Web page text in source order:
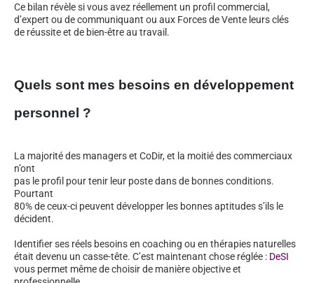
Ce bilan révèle si vous avez réellement un profil commercial,
d’expert ou de communiquant ou aux Forces de Vente leurs clés
de réussite et de bien-être au travail.
Quels sont mes besoins en développement
personnel ?
La majorité des managers et CoDir, et la moitié des commerciaux
n’ont
pas le profil pour tenir leur poste dans de bonnes conditions.
Pourtant
80% de ceux-ci peuvent développer les bonnes aptitudes s’ils le
décident.
Identifier ses réels besoins en coaching ou en thérapies naturelles
était devenu un casse-tête. C’est maintenant chose réglée : DeSI
vous permet même de choisir de manière objective et